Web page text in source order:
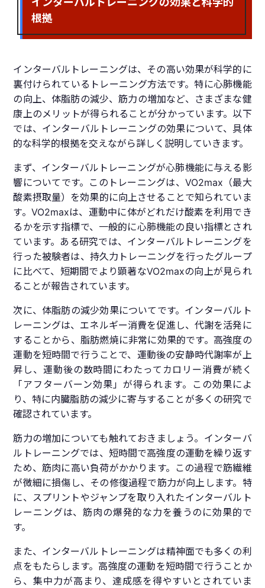
根拠
インターバルトレーニングは、その高い効果が科学的に
裏付けられているトレーニング方法です。特に心肺機能
の向上、体脂肪の減少、筋力の増加など、さまざまな健
康上のメリットが得られることが分かっています。以下
では、インターバルトレーニングの効果について、具体
的な科学的根拠を交えながら詳しく説明していきます。
まず、インターバルトレーニングが心肺機能に与える影
響についてです。このトレーニングは、VO2max（最大
酸素摂取量）を効果的に向上させることで知られていま
す。VO2maxは、運動中に体がどれだけ酸素を利用でき
るかを示す指標で、一般的に心肺機能の良い指標とされ
ています。ある研究では、インターバルトレーニングを
行った被験者は、持久力トレーニングを行ったグループ
に比べて、短期間でより顕著なVO2maxの向上が見られ
ることが報告されています。
次に、体脂肪の減少効果についてです。インターバルト
レーニングは、エネルギー消費を促進し、代謝を活発に
することから、脂肪燃焼に非常に効果的です。高強度の
運動を短時間で行うことで、運動後の安静時代謝率が上
昇し、運動後の数時間にわたってカロリー消費が続く
「アフターバーン効果」が得られます。この効果によ
り、特に内臓脂肪の減少に寄与することが多くの研究で
確認されています。
筋力の増加についても触れておきましょう。インターバ
ルトレーニングでは、短時間で高強度の運動を繰り返す
ため、筋肉に高い負荷がかかります。この過程で筋繊維
が微細に損傷し、その修復過程で筋力が向上します。特
に、スプリントやジャンプを取り入れたインターバルト
レーニングは、筋肉の爆発的な力を養うのに効果的で
す。
また、インターバルトレーニングは精神面でも多くの利
点をもたらします。高強度の運動を短時間で行うことか
ら、集中力が高まり、達成感を得やすいとされていま